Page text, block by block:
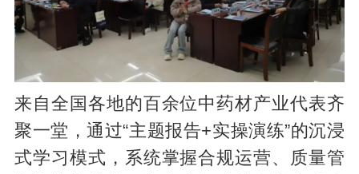
来自全国各地的百余位中药材产业代表齐
聚一堂，通过“主题报告+实操演练”的沉浸
式学习模式，系统掌握合规运营、质量管